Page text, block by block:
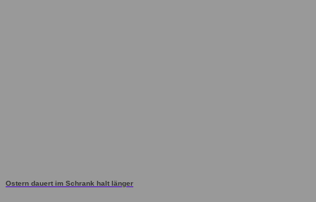
Ostern dauert im Schrank halt länger